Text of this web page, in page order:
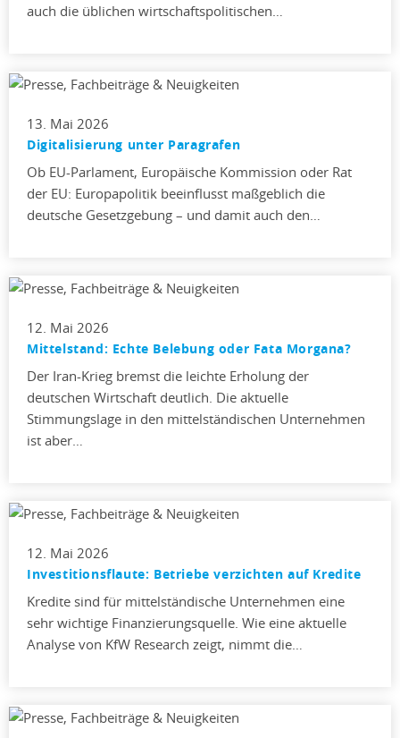
auch die üblichen wirtschaftspolitischen…
13. Mai 2026
Digitalisierung unter Paragrafen
Ob EU-Parlament, Europäische Kommission oder Rat
der EU: Europapolitik beeinflusst maßgeblich die
deutsche Gesetzgebung – und damit auch den…
12. Mai 2026
Mittelstand: Echte Belebung oder Fata Morgana?
Der Iran-Krieg bremst die leichte Erholung der
deutschen Wirtschaft deutlich. Die aktuelle
Stimmungslage in den mittelständischen Unternehmen
ist aber…
12. Mai 2026
Investitionsflaute: Betriebe verzichten auf Kredite
Kredite sind für mittelständische Unternehmen eine
sehr wichtige Finanzierungsquelle. Wie eine aktuelle
Analyse von KfW Research zeigt, nimmt die…